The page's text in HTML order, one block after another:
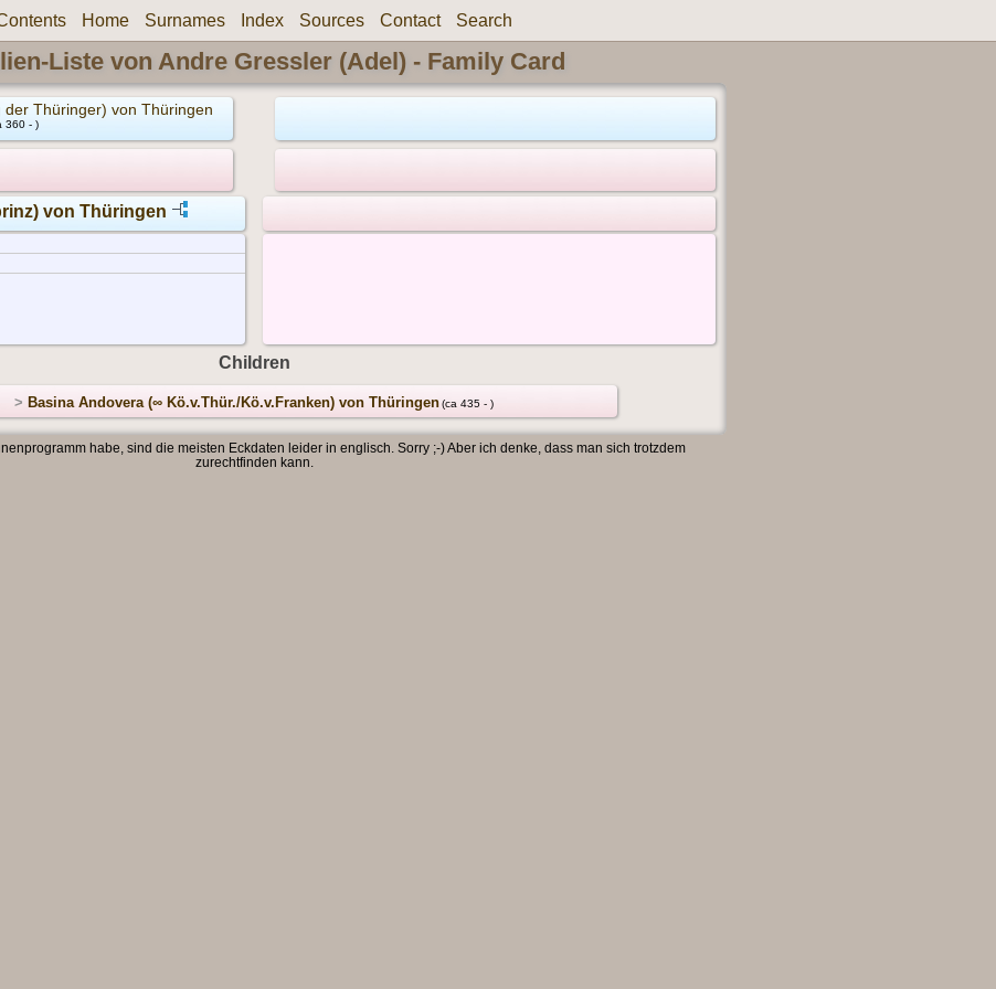
Home Surnames Index Sources Contact Search
Liste von Andre Gressler (Adel) - Family Card
Thüringer) von Thüringen
360 - )
von Thüringen
Children
> Basina Andovera (∞ Kö.v.Thür./Kö.v.Franken) von Thüringen(ca 435 - )
habe, sind die meisten Eckdaten leider in englisch. Sorry ;-) Aber ich denke, dass man sich trotzdem
zurechtfinden kann.